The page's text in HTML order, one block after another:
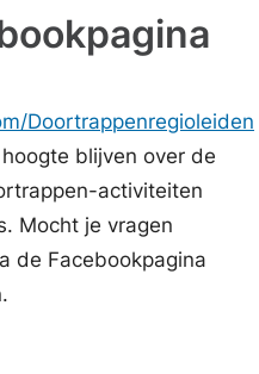
Doortrappenregioleiden
blijven over de
activiteiten
Mocht je vragen
de Facebookpagina